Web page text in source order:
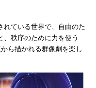
れている世界で、自由のた
、秩序のために力を使う
ら描かれる群像劇を楽し